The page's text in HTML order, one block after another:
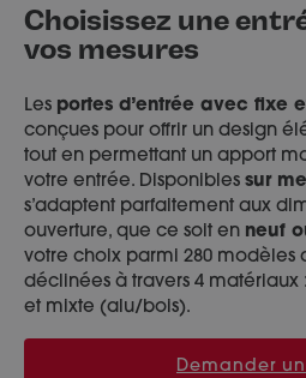
Choisissez une
vos mesures
Les portes d’entrée avec fixe
conçues pour offrir un design
tout en permettant un apport
votre entrée. Disponibles sur
s’adaptent parfaitement aux
ouverture, que ce soit en neuf
votre choix parmi 280 modèles
déclinées à travers 4 matériaux
et mixte (alu/bois).
Demander